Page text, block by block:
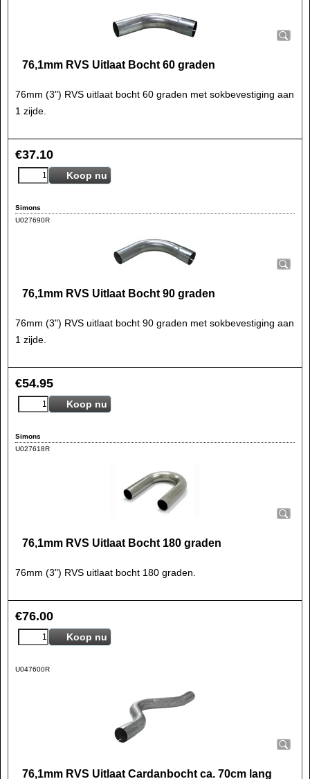
76,1mm RVS Uitlaat Bocht 60 graden
76mm (3") RVS uitlaat bocht 60 graden met sokbevestiging aan
1 zijde.
€37.10
Koop nu
Simons
U027690R
76,1mm RVS Uitlaat Bocht 90 graden
76mm (3") RVS uitlaat bocht 90 graden met sokbevestiging aan
1 zijde.
€54.95
Koop nu
Simons
U027618R
76,1mm RVS Uitlaat Bocht 180 graden
76mm (3") RVS uitlaat bocht 180 graden.
€76.00
Koop nu
U047600R
76,1mm RVS Uitlaat Cardanbocht ca. 70cm lang